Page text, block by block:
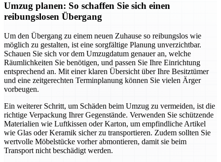
Umzug planen: So schaffen Sie sich einen
reibungslosen Übergang
Um den Übergang zu einem neuen Zuhause so reibungslos wie
möglich zu gestalten, ist eine sorgfältige Planung unverzichtbar.
Schauen Sie sich vor dem Umzugdatum genauer an, welche
Räumlichkeiten Sie benötigen, und passen Sie Ihre Einrichtung
entsprechend an. Mit einer klaren Übersicht über Ihre Besitztümer
und eine zeitgerechten Terminplanung können Sie vielen Ärger
vorbeugen.
Ein weiterer Schritt, um Schäden beim Umzug zu vermeiden, ist die
richtige Verpackung Ihrer Gegenstände. Verwenden Sie schützende
Materialien wie Luftkissen oder Karton, um empfindliche Artikel
wie Glas oder Keramik sicher zu transportieren. Zudem sollten Sie
wertvolle Möbelstücke vorher abmontieren, damit sie beim
Transport nicht beschädigt werden.